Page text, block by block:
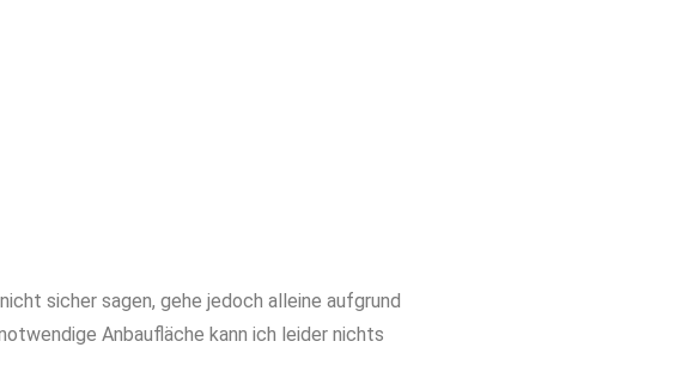
sicher sagen, gehe jedoch alleine aufgrund
Anbaufläche kann ich leider nichts